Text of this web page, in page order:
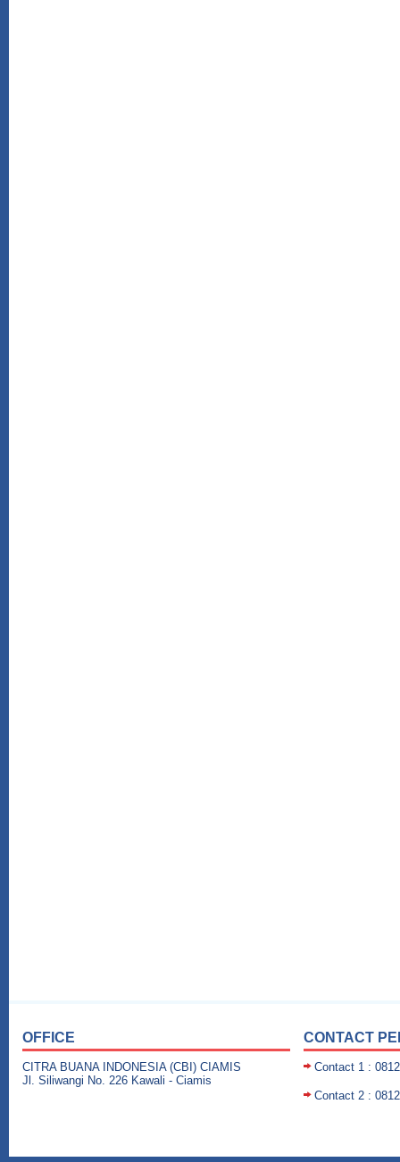
OFFICE
CITRA BUANA INDONESIA (CBI) CIAMIS
Jl. Siliwangi No. 226 Kawali - Ciamis
CONTACT
Contact 1 :
Contact 2 :